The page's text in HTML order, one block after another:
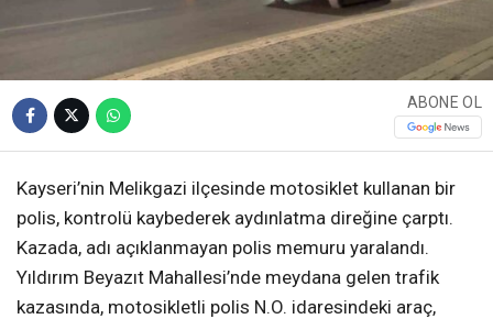
ABONE OL
Kayseri’nin Melikgazi ilçesinde motosiklet kullanan bir
polis, kontrolü kaybederek aydınlatma direğine çarptı.
Kazada, adı açıklanmayan polis memuru yaralandı.
Yıldırım Beyazıt Mahallesi’nde meydana gelen trafik
kazasında, motosikletli polis N.O. idaresindeki araç,